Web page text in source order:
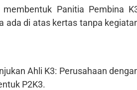
Panitia Pembina
ada di atas kertas tanpa
Ahli K3: Perusahaan
P2K3.